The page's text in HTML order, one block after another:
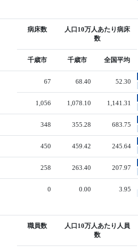
病床数
人口10万人あたり病床
数
千歳市 千歳市 全国平均
67 68.40 52.30
1,056 1,078.10 1,141.31
348 355.28 683.75
450 459.42 245.64
258 263.40 207.97
0 0.00 3.95
職員数
人口10万人あたり人員
数